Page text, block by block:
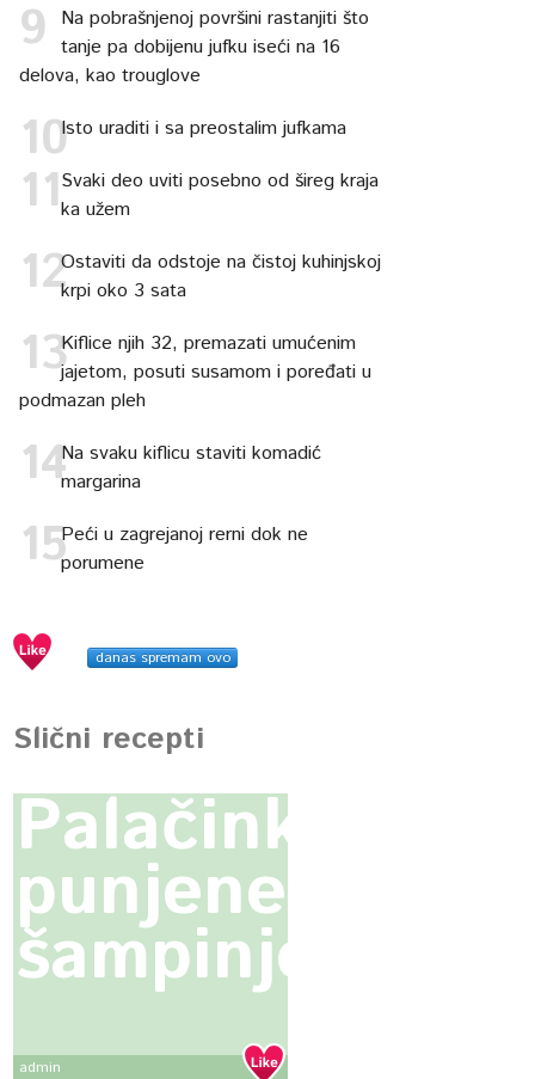
Na pobrašnjenoj površini rastanjiti što
tanje pa dobijenu jufku iseći na 16
delova, kao trouglove
Isto uraditi i sa preostalim jufkama
Svaki deo uviti posebno od šireg kraja
ka užem
Ostaviti da odstoje na čistoj kuhinjskoj
krpi oko 3 sata
Kiflice njih 32, premazati umućenim
jajetom, posuti susamom i poređati u
podmazan pleh
Na svaku kiflicu staviti komadić
margarina
Peći u zagrejanoj rerni dok ne
porumene
danas spremam ovo
Slični recepti
Palačinke
punjene
šampinjonima
admin